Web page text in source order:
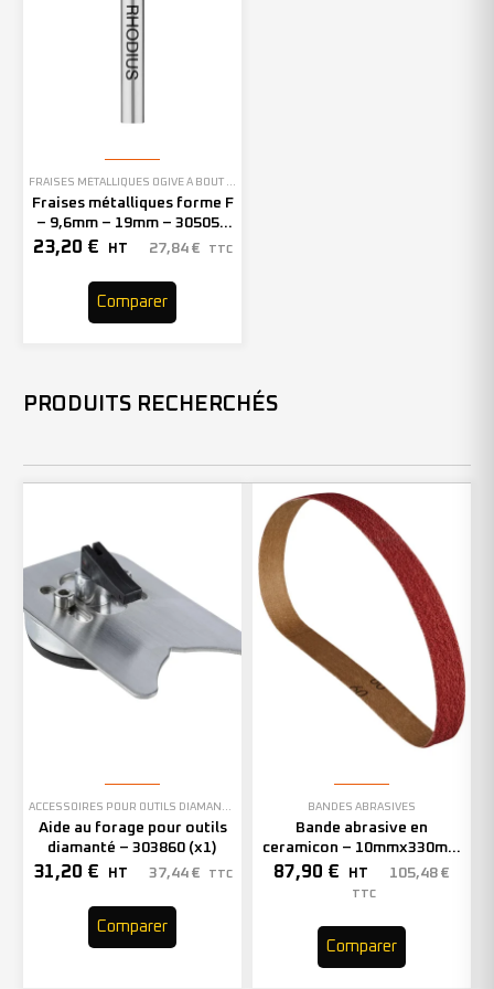
FRAISES MÉTALLIQUES OGIVE À BOUT ARRONDI
Fraises métalliques forme F
– 9,6mm – 19mm – 305053
(x1)
23,20 € HT 27,84 € TTC
Comparer
PRODUITS RECHERCHÉS
ACCESSOIRES POUR OUTILS DIAMANTÉS
Aide au forage pour outils
diamanté – 303860 (x1)
31,20 € HT 37,44 € TTC
Comparer
BANDES ABRASIVES
Bande abrasive en
ceramicon – 10mmx330mm
– Grain 40 – 333001 (x50)
87,90 € HT 105,48 €
TTC
Comparer